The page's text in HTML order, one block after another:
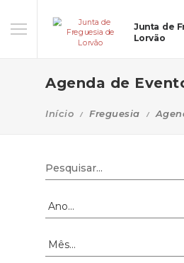
Junta de
Lorvão
Agenda de
Início Freguesia